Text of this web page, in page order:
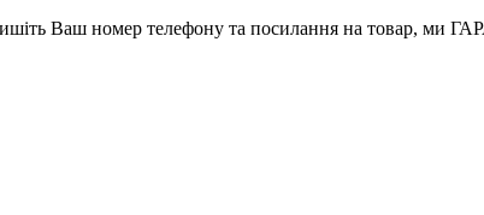
Ваш номер телефону та посилання на товар, ми